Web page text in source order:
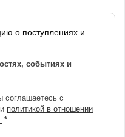
о поступлениях и
событиях и
соглашаетесь с
и политикой в отношении
*